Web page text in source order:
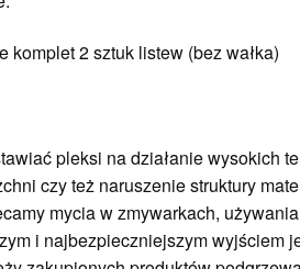
komplet 2 sztuk listew (bez wałka)
pleksi na działanie wysokich
czy też naruszenie struktury
mycia w zmywarkach,
i najbezpieczniejszym wyjściem